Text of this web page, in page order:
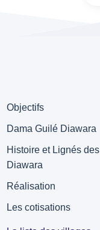
Objectifs
Dama Guilé Diawara
Histoire et Lignés des
Diawara
Réalisation
Les cotisations